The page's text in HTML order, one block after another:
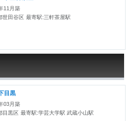
11月築
世田谷区 最寄駅:三軒茶屋駅
目黒
03月築
目黒区 最寄駅:学芸大学駅 武蔵小山駅